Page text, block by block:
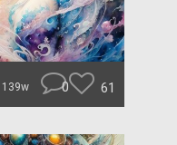
139w 0 61